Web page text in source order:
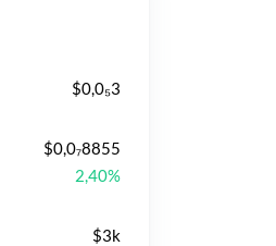
$0,0₅3
$0,0₇8855
2,40%
$3k